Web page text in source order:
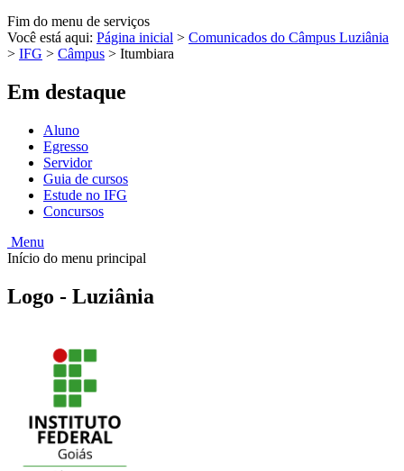
Fim do menu de serviços
Você está aqui: Página inicial > Comunicados do Câmpus Luziânia
> IFG > Câmpus > Itumbiara
Em destaque
Aluno
Egresso
Servidor
Guia de cursos
Estude no IFG
Concursos
Menu
Início do menu principal
Logo - Luziânia